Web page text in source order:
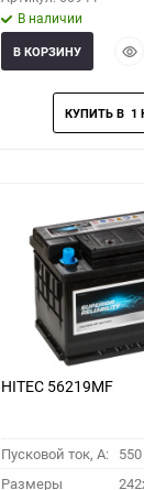
В наличии
В КОРЗИНУ
HITEC 56219MF
Пусковой ток, A: 550
Размеры